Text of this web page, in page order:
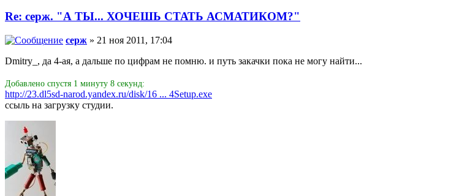
Re: серж. "А ТЫ... ХОЧЕШЬ СТАТЬ АСМАТИКОМ?"
серж » 21 ноя 2011, 17:04
Dmitry_, да 4-ая, а дальше по цифрам не помню. и путь закачки пока не могу найти...
Добавлено спустя 1 минуту 8 секунд:
http://23.dl5sd-narod.yandex.ru/disk/16 ... 4Setup.exe
ссыль на загрузку студии.